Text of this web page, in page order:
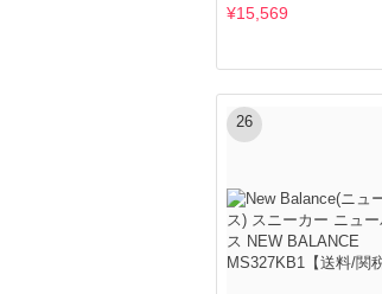
¥15,569
26